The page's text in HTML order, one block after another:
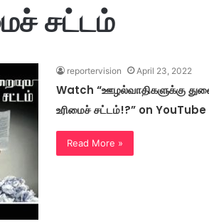
சட்டம்
reportervision April 23, 2022
Watch “ஊழல்வாதிகளுக்கு
உரிமைச் சட்டம்!?” on YouTube
Read More »